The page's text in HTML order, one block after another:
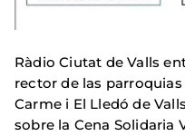
Ràdio Ciutat de Valls
rector de las parroquias
Carme i El Lledó de
sobre la Cena Solidaria